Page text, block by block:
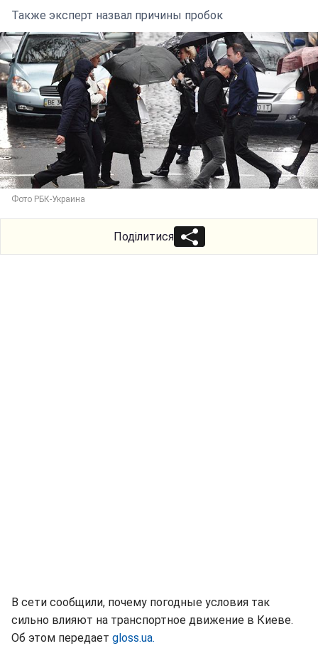
Также эксперт назвал причины пробок
Фото РБК-Украина
Поділитися
В сети сообщили, почему погодные условия так
сильно влияют на транспортное движение в Киеве.
Об этом передает gloss.ua.